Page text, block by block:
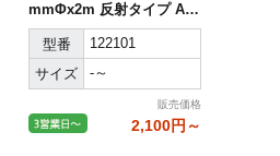
mmΦx2m 反射タイプ AB
S樹脂
型番
122101
サイズ
-～
販売価格
2,100円～